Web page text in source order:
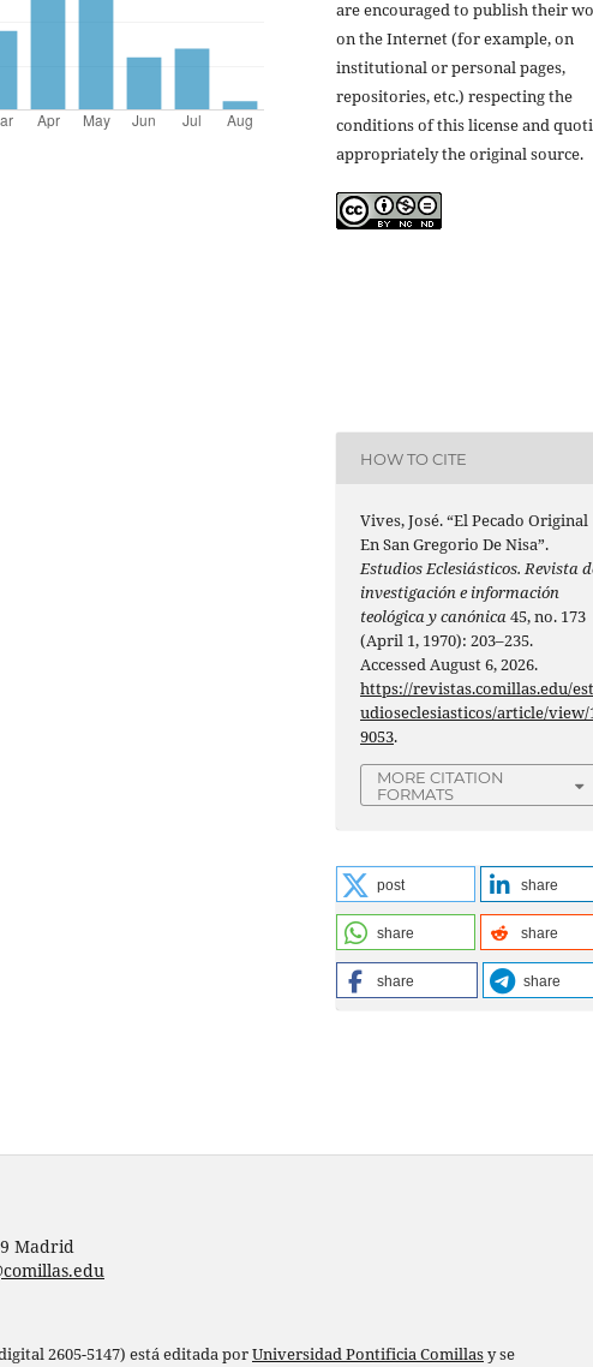
are encouraged to publish their
on the Internet (for example, on
institutional or personal pages,
repositories, etc.) respecting the
conditions of this license and
appropriately the original source.
HOW TO CITE
Vives, José. “El Pecado Original
En San Gregorio De Nisa”.
Estudios Eclesiásticos. Revista
investigación e información
teológica y canónica45, no. 173
(April 1, 1970): 203–235.
Accessed August 6, 2026.
https://revistas.comillas.edu/est
udioseclesiasticos/article/view/
9053.
MORE CITATION
FORMATS
post share
share share
share share
Madrid
2605-5147) está editada porUniversidad Pontificia Comillasy se